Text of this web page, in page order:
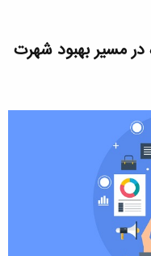
مسیر بهبود شهرت